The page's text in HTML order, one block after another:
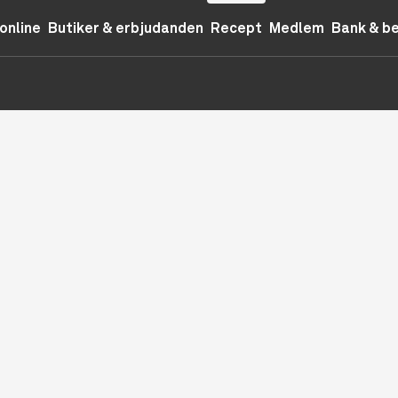
Butiker & erbjudanden Recept Medlem Bank &